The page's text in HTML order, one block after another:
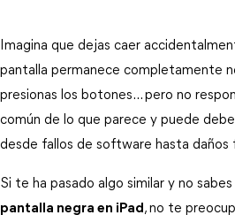
Imagina que dejas caer
pantalla permanece completamente
presionas los botones… pero no
común de lo que parece y puede
desde fallos de software hasta daños
Si te ha pasado algo similar y no sabes
pantalla negra en iPad, no te